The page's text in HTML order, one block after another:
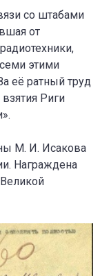
со штабами
от
этими
её ратный труд
Риги
М. И. Исакова
Награждена